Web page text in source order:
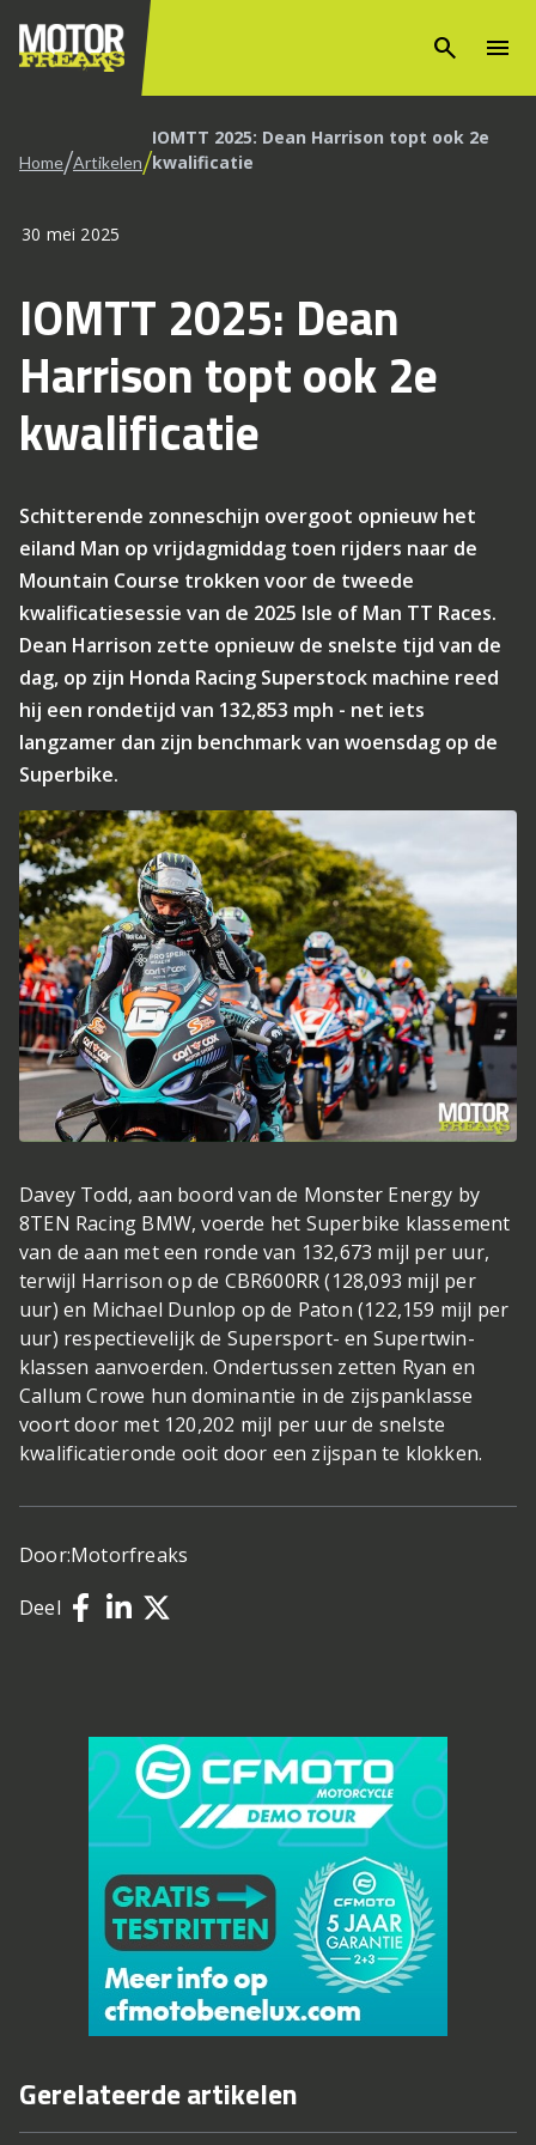
search menu
Home/Artikelen/IOMTT 2025: Dean Harrison topt ook 2e
kwalificatie
30 mei 2025
IOMTT 2025: Dean
Harrison topt ook 2e
kwalificatie
Schitterende zonneschijn overgoot opnieuw het
eiland Man op vrijdagmiddag toen rijders naar de
Mountain Course trokken voor de tweede
kwalificatiesessie van de 2025 Isle of Man TT Races.
Dean Harrison zette opnieuw de snelste tijd van de
dag, op zijn Honda Racing Superstock machine reed
hij een rondetijd van 132,853 mph - net iets
langzamer dan zijn benchmark van woensdag op de
Superbike.
Davey Todd, aan boord van de Monster Energy by
8TEN Racing BMW, voerde het Superbike klassement
van de aan met een ronde van 132,673 mijl per uur,
terwijl Harrison op de CBR600RR (128,093 mijl per
uur) en Michael Dunlop op de Paton (122,159 mijl per
uur) respectievelijk de Supersport- en Supertwin-
klassen aanvoerden. Ondertussen zetten Ryan en
Callum Crowe hun dominantie in de zijspanklasse
voort door met 120,202 mijl per uur de snelste
kwalificatieronde ooit door een zijspan te klokken.
Door:Motorfreaks
Deel
Gerelateerde artikelen